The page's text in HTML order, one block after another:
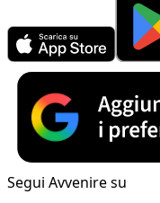
Segui Avvenire su